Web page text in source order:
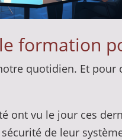
formation
quotidien. Et
ont vu le jour ces
de leur